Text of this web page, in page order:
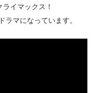
イマックス！
ラマになっています。